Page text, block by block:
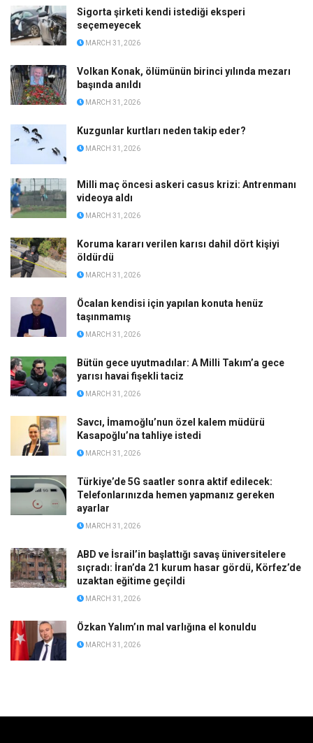
Sigorta şirketi kendi istediği eksperi
seçemeyecek
MARCH 31, 2026
Volkan Konak, ölümünün birinci yılında mezarı
başında anıldı
MARCH 31, 2026
Kuzgunlar kurtları neden takip eder?
MARCH 31, 2026
Milli maç öncesi askeri casus krizi: Antrenmanı
videoya aldı
MARCH 31, 2026
Koruma kararı verilen karısı dahil dört kişiyi
öldürdü
MARCH 31, 2026
Öcalan kendisi için yapılan konuta henüz
taşınmamış
MARCH 31, 2026
Bütün gece uyutmadılar: A Milli Takım’a gece
yarısı havai fişekli taciz
MARCH 31, 2026
Savcı, İmamoğlu’nun özel kalem müdürü
Kasapoğlu’na tahliye istedi
MARCH 31, 2026
Türkiye’de 5G saatler sonra aktif edilecek:
Telefonlarınızda hemen yapmanız gereken
ayarlar
MARCH 31, 2026
ABD ve İsrail’in başlattığı savaş üniversitelere
sıçradı: İran’da 21 kurum hasar gördü, Körfez’de
uzaktan eğitime geçildi
MARCH 31, 2026
Özkan Yalım’ın mal varlığına el konuldu
MARCH 31, 2026